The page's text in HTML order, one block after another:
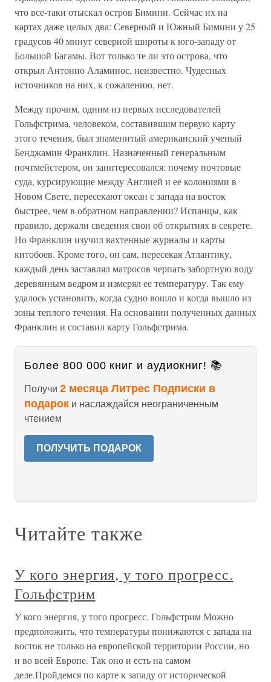
что все-таки отыскал остров Бимини. Сейчас их на
картах даже целых два: Северный и Южный Бимини у 25
градусов 40 минут северной широты к юго-западу от
Большой Багамы. Вот только те ли это острова, что
открыл Антонио Аламинос, неизвестно. Чудесных
источников на них, к сожалению, нет.
Между прочим, одним из первых исследователей
Гольфстрима, человеком, составившим первую карту
этого течения, был знаменитый американский ученый
Бенджамин Франклин. Назначенный генеральным
почтмейстером, он заинтересовался: почему почтовые
суда, курсирующие между Англией и ее колониями в
Новом Свете, пересекают океан с запада на восток
быстрее, чем в обратном направлении? Испанцы, как
правило, держали сведения свои об открытиях в секрете.
Но Франклин изучил вахтенные журналы и карты
китобоев. Кроме того, он сам, пересекая Атлантику,
каждый день заставлял матросов черпать забортную воду
деревянным ведром и измерял ее температуру. Так ему
удалось установить, когда судно вошло и когда вышло из
зоны теплого течения. На основании полученных данных
Франклин и составил карту Гольфстрима.
Более 800 000 книг и аудиокниг! 📚
Получи 2 месяца Литрес Подписки в
подарок и наслаждайся неограниченным
чтением
ПОЛУЧИТЬ ПОДАРОК
Читайте также
У кого энергия, у того прогресс.
Гольфстрим
У кого энергия, у того прогресс. Гольфстрим Можно
предположить, что температуры понижаются с запада на
восток не только на европейской территории России, но
и во всей Европе. Так оно и есть на самом
деле.Пройдемся по карте к западу от исторической